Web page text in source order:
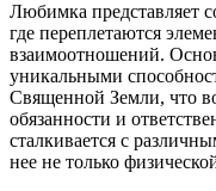
Любимка представляет
где переплетаются
взаимоотношений.
уникальными
Священной Земли, что
обязанности и
сталкивается с
нее не только